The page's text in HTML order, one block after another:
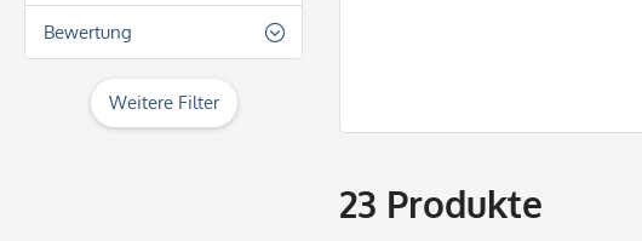
Tsukineko
Auf Wasserbasis
Hochpigmentiert
Lichtecht
Bewertung
& mehr
Weitere Filter
23 Produkte